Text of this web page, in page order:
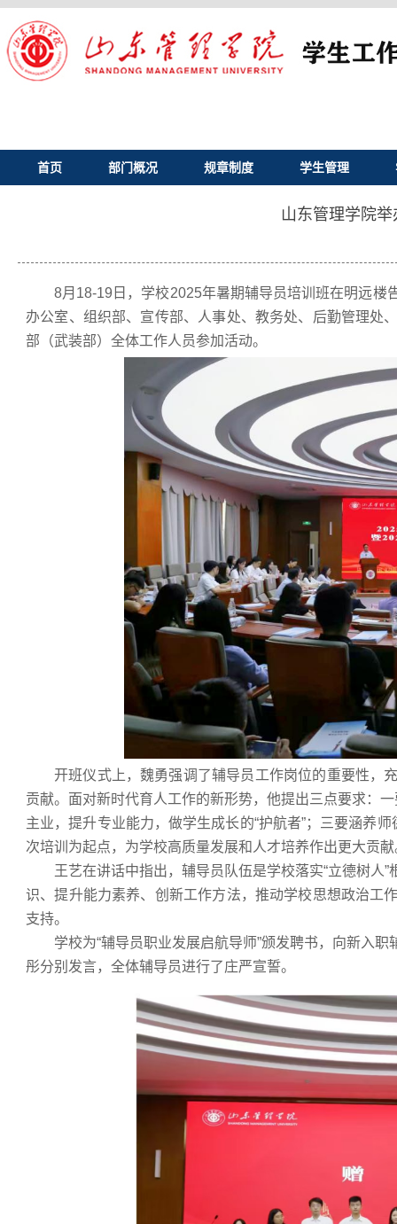
首页 部门概况 规章制度 学生管理
山东管理学院
8月18-19日，学校2025年暑期辅导员培训班在明远
办公室、组织部、宣传部、人事处、教务处、后勤管理处
部（武装部）全体工作人员参加活动。
开班仪式上，魏勇强调了辅导员工作岗位的重要性，
贡献。面对新时代育人工作的新形势，他提出三点要求：
主业，提升专业能力，做学生成长的“护航者”；三要涵养
次培训为起点，为学校高质量发展和人才培养作出更大贡献
王艺在讲话中指出，辅导员队伍是学校落实“立德树人
识、提升能力素养、创新工作方法，推动学校思想政治工
支持。
学校为“辅导员职业发展启航导师”颁发聘书，向新入
彤分别发言，全体辅导员进行了庄严宣誓。